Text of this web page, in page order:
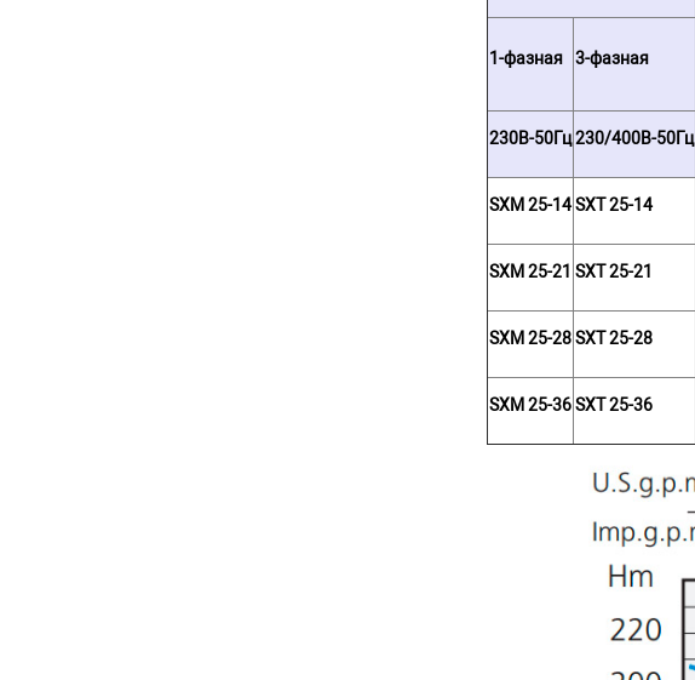
1-фазная 3-фазная
230В-50Гц230/400В-50Гц
SXM 25-14SXT 25-14
SXM 25-21 SXT 25-21
SXM 25-28SXT 25-28
SXM 25-36SXT 25-36